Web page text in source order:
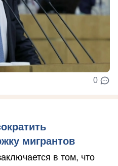
0
мигрантов
в том, что